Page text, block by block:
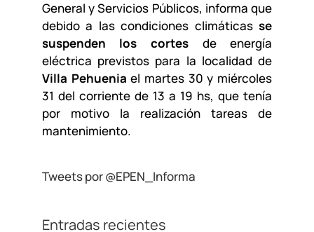
General y Servicios Públicos, informa que
debido a las condiciones climáticasse
suspenden los cortes de energía
eléctrica previstos para la localidad de
Villa Pehueniael martes 30 y miércoles
31 del corriente de 13 a 19 hs, que tenía
por motivo la realización tareas de
mantenimiento.
Tweets por @EPEN_Informa
Entradas recientes